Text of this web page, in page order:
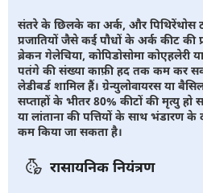
संतरे के छिलके का अर्क, और पिथिरेंथोस
प्रजातियों जैसे कई पौधों के अर्क कीट की
ब्रेकन गेलेचिया, कोपिडोसोमा कोएहलेरी या
पतंगे की संख्या काफ़ी हद तक कम कर
लेडीबर्ड शामिल हैं। ग्रेन्युलोवायरस या
सप्ताहों के भीतर 80% कीटों की मृत्यु हो
या लांताना की पत्तियों के साथ भंडारण के
कम किया जा सकता है।
रासायनिक नियंत्रण